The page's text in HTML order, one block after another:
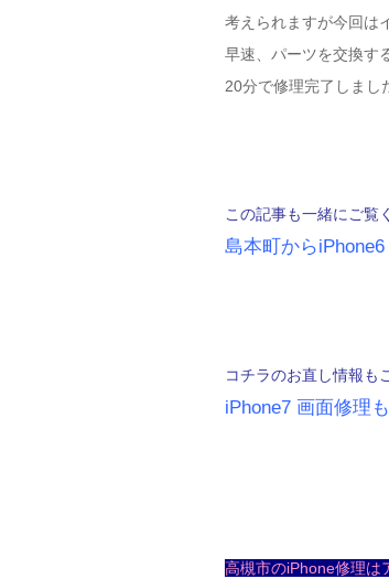
考えられますが今回は
早速、パーツを交換す
この記事も一緒にご覧
島本町から
コチラのお直し情報も
iPhone7 画面修理
高槻市のiPhone修理は